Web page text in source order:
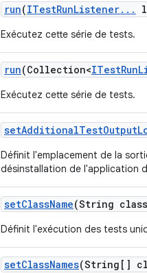
run(ITestRunListener. . .
Exécutez cette série de tests.
run(Collection<ITestRun
Exécutez cette série de tests.
setAdditionalTestOutput
Définit l'emplacement de la
désinstallation de l'application
setClassName(String class
Définit l'exécution des tests
setClassNames(String[]